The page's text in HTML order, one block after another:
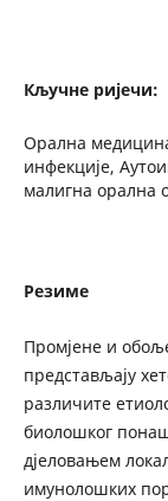
Кључне ријечи:
Орална
инфекције,
малигна орална
Резиме
Промјене и
представљају
различите
биолошког
дјеловањем
имунолошких